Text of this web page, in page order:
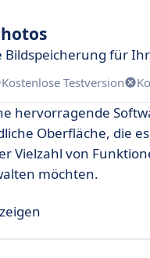
für
Kostenlose Testversion
hervorragende
Oberfläche, die
Vielzahl von
möchten.